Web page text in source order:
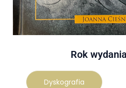
Rok
Dyskografia